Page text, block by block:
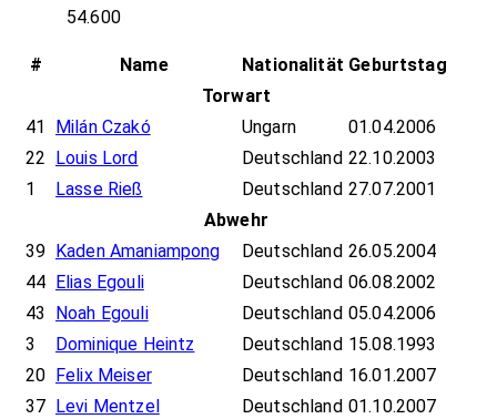
54.600
# Name Nationalität Geburtstag
Torwart
41
Milán Czakó Ungarn
01.04.2006
22
Louis Lord Deutschland 22.10.2003
1
Lasse Rieß Deutschland 27.07.2001
Abwehr
39
Kaden Amaniampong Deutschland 26.05.2004
44
Elias Egouli Deutschland 06.08.2002
43
Noah Egouli Deutschland 05.04.2006
3
Dominique Heintz Deutschland 15.08.1993
20
Felix Meiser Deutschland 16.01.2007
37
Levi Mentzel Deutschland 01.10.2007